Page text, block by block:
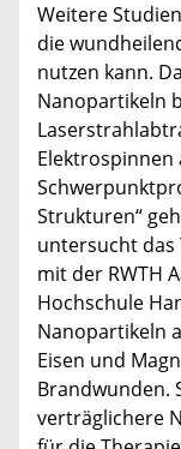
Weitere
die
nutzen kann.
Nanopartikeln
Elektrospinnen
Strukturen“
untersucht das
mit der RWTH
Hochschule
Nanopartikeln
Eisen und
Brandwunden.
verträglichere